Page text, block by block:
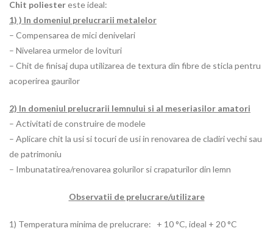
Chit poliestereste ideal:
1) ) In domeniul prelucrarii metalelor
– Compensarea de mici denivelari
– Nivelarea urmelor de lovituri
– Chit de finisaj dupa utilizarea de textura din fibre de sticla pentru
acoperirea gaurilor
2) In domeniul prelucrarii lemnului si al meseriasilor amatori
– Activitati de construire de modele
– Aplicare chit la usi si tocuri de usi in renovarea de cladiri vechi sau
de patrimoniu
– Imbunatatirea/renovarea golurilor si crapaturilor din lemn
Observatii de prelucrare/utilizare
1) Temperatura minima de prelucrare: + 10 °C, ideal + 20 °C